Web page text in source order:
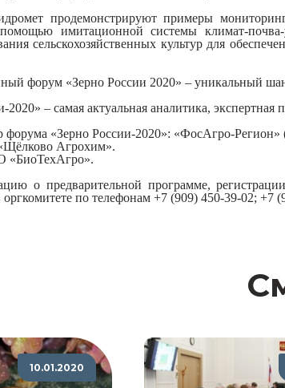
продемонстрируют примеры
имитационной системы климат-
сельскохозяйственных культур для
форум «Зерно России 2020» – уникальный
2020» – самая актуальная аналитика,
форума «Зерно России-2020»: «ФосАгро-
Агрохим».
«БиоТехАгро».
о предварительной программе,
оргкомитете по телефонам +7 (909) 450-39-02; +7 (
10.01.2020